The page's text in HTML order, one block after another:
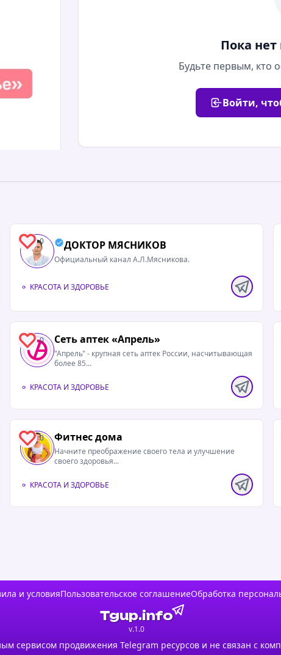
Пока
Будьте первым, кто
Войти,
по
врач
пункты
❤️
для
0 ДОКТОР МЯСНИКОВ
Официальный канал А.Л.Мясникова.
КРАСОТА И ЗДОРОВЬЕ
0 Сеть аптек «Апрель»
"Апрель" - крупная сеть аптек России, насчитывающая
более 85...
КРАСОТА И ЗДОРОВЬЕ
0 Фитнес дома
Начните преображение своего тела и улучшение
своего здоровья...
КРАСОТА И ЗДОРОВЬЕ
и условияПользовательское соглашениеОбработка
Tgup.info
v.1.0
сервисом продвижения Telegram ресурсов и не связан с